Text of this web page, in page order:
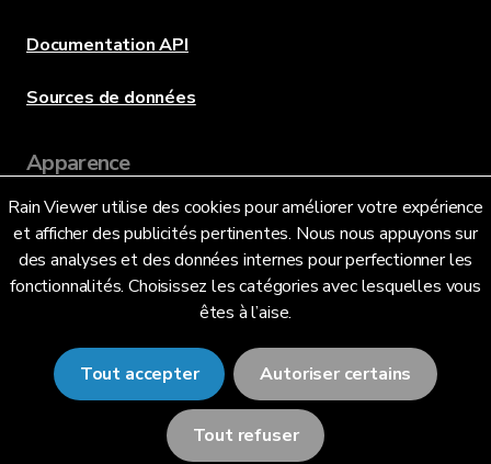
Rain Viewer utilise des cookies pour améliorer votre expérience
et afficher des publicités pertinentes. Nous nous appuyons sur
des analyses et des données internes pour perfectionner les
fonctionnalités. Choisissez les catégories avec lesquelles vous
êtes à l’aise.
Tout accepter Autoriser certains
Tout refuser
Documentation API
Sources de données
Apparence
Langue